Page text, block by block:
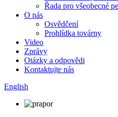
Řada pro všeobecné
O nás
Osvědčení
Prohlídka továrny
Video
Zprávy
Otázky a odpovědi
Kontaktujte nás
English